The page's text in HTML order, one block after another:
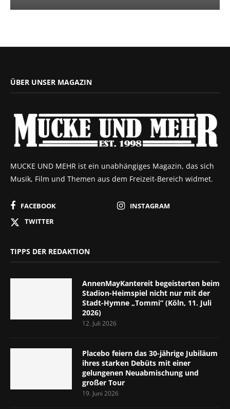
ÜBER UNSER MAGAZIN
MUCKE UND MEHR ist ein unabhängiges Magazin, das sich
Musik, Film und Themen aus dem Freizeit-Bereich widmet.
FACEBOOK
INSTAGRAM
TWITTER
TIPPS DER REDAKTION
AnnenMayKantereit begeisterten beim
Stadion-Heimspiel nicht nur mit der
Stadt-Hymne „Tommi“ (Köln, 11. Juli
2026)
12. Juli 2026
Placebo feiern das 30-jährige Jubiläum
ihres starken Debüts mit einer
gelungenen Neuabmischung und
großer Tour
19. Juni 2026